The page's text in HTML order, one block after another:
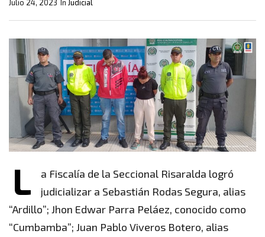
In Judicial
Julio 24, 2023
L
a Fiscalía de la Seccional Risaralda logró
judicializar a Sebastián Rodas Segura, alias
“Ardillo”; Jhon Edwar Parra Peláez, conocido como
“Cumbamba”; Juan Pablo Viveros Botero, alias